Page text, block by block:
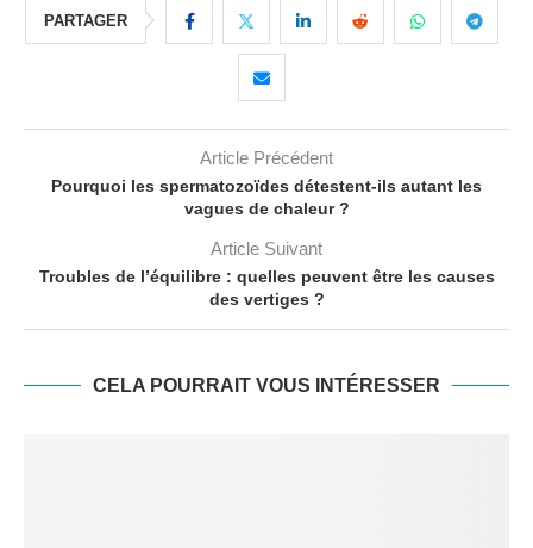
PARTAGER
Article Précédent
Pourquoi les spermatozoïdes détestent-ils autant les
vagues de chaleur ?
Article Suivant
Troubles de l’équilibre : quelles peuvent être les causes
des vertiges ?
CELA POURRAIT VOUS INTÉRESSER